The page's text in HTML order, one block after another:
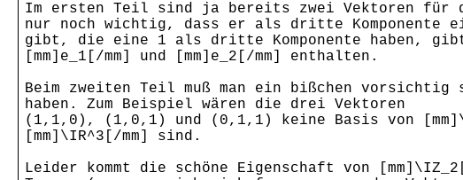
Im ersten Teil sind ja bereits zwei Vektoren für
nur noch wichtig, dass er als dritte
gibt, die eine 1 als dritte Komponente haben,
[mm]e_1[/mm] und [mm]e_2[/mm] enthalten.
Beim zweiten Teil muß man ein bißchen
haben. Zum Beispiel wären die drei Vektoren
(1,1,0), (1,0,1) und (0,1,1) keine Basis von
[mm]\IR^3[/mm] sind.
Leider kommt die schöne Eigenschaft von